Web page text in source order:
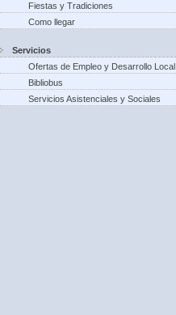
Fiestas y Tradiciones
Como llegar
Servicios
Ofertas de Empleo y Desarrollo Local
Bibliobus
Servicios Asistenciales y Sociales